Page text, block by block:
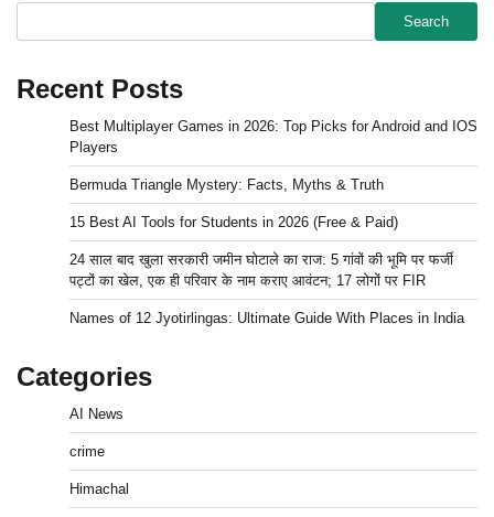
Search
Recent Posts
Best Multiplayer Games in 2026: Top Picks for Android and IOS
Players
Bermuda Triangle Mystery: Facts, Myths & Truth
15 Best AI Tools for Students in 2026 (Free & Paid)
24 साल बाद खुला सरकारी जमीन घोटाले का राज: 5 गांवों की भूमि पर फर्जी
पट्टों का खेल, एक ही परिवार के नाम कराए आवंटन; 17 लोगों पर FIR
Names of 12 Jyotirlingas: Ultimate Guide With Places in India
Categories
AI News
crime
Himachal